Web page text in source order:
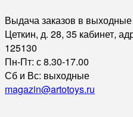
Выдача заказов в
Цеткин, д. 28, 35 кабинет,
125130
Пн-Пт: с 8.30-17.00
Сб и Вс: выходные
magazin@artotoys.ru